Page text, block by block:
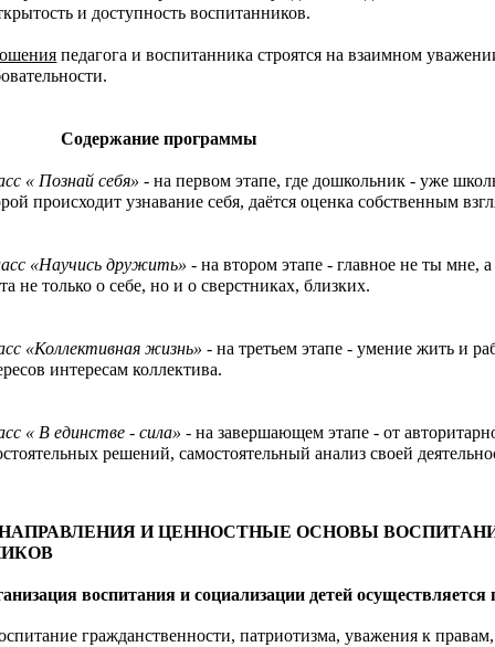
и доступность воспитанников.
педагога и воспитанника строятся на взаимном
программы
« Познай себя» -на первом этапе, где дошкольник - уже
происходит узнавание себя, даётся оценка собственным
«Научись дружить» - на втором этапе - главное не ты мне, а
не только о себе, но и о сверстниках, близких.
«Коллективная жизнь» - на третьем этапе - умение жить и
интересам коллектива.
« В единстве - сила» -на завершающем этапе - от
решений, самостоятельный анализ своей
И ЦЕННОСТНЫЕ ОСНОВЫ
воспитания и социализации детей
гражданственности, патриотизма, уважения к правам,